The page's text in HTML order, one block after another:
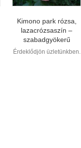
Kimono park rózsa,
lazacrózsaszín –
szabadgyökerű
Érdeklődjön üzletünkben.